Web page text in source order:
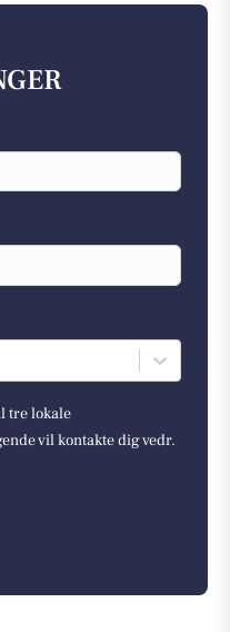
tre lokale
vil kontakte dig vedr.